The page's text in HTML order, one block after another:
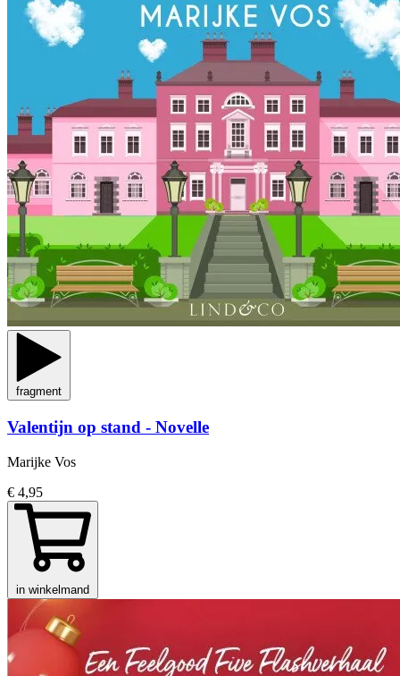
fragment
Valentijn op stand - Novelle
Marijke Vos
€ 4,95
in winkelmand